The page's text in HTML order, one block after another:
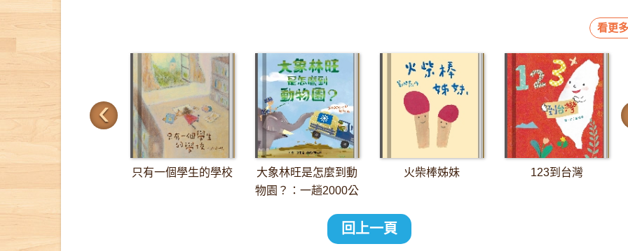
看更
‹
只有一個學生的學校
大象林旺是怎麼到動
物園？：一趟2000公
火柴棒姊妹 123到台灣
回上一頁